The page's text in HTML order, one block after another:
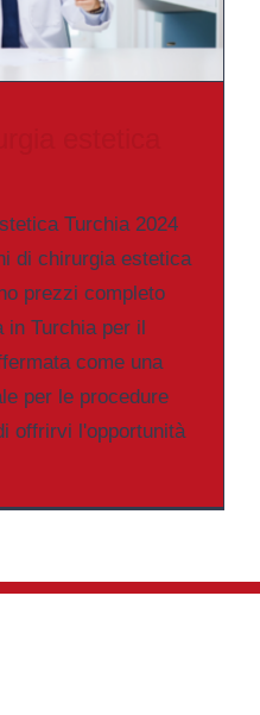
Turchia 2024
di chirurgia estetica
prezzi completo
Turchia per il
come una
per le procedure
offrirvi l'opportunità